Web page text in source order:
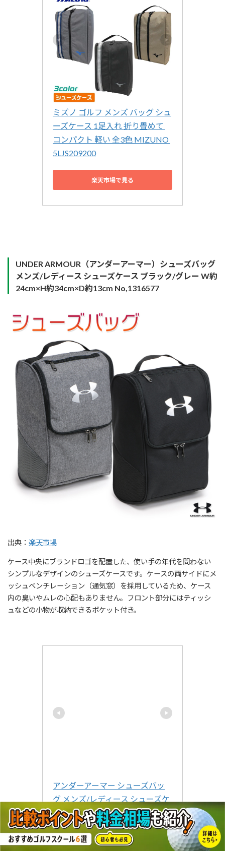
ミズノ ゴルフ メンズ バッグ シュ
ーズケース 1足入れ 折り畳めて
コンパクト 軽い 全3色 MIZUNO
5LJS209200
楽天市場で見る
UNDER ARMOUR（アンダーアーマー）シューズバッグ
メンズ/レディース シューズケース ブラック/グレー W約
24cm×H約34cm×D約13cm No,1316577
出典： 楽天市場
ケース中央にブランドロゴを配置した、使い手の年代を問わない
シンプルなデザインのシューズケースです。ケースの両サイドにメ
ッシュベンチレーション（通気窓）を採用しているため、ケース
内の臭いやムレの心配もありません。フロント部分にはティッシ
ュなどの小物が収納できるポケット付き。
アンダーアーマー シューズバッ
グ メンズ/レディース シューズケ
ース ブラック/グレー W約24cm×
H約34cm×D約13cm No,1316577